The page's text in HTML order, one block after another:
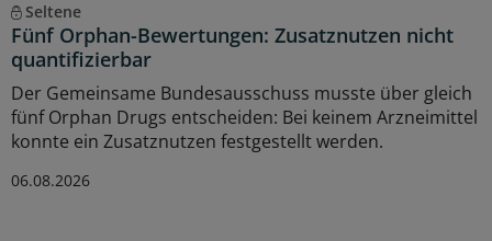
Seltene
Fünf Orphan-Bewertungen: Zusatznutzen nicht
quantifizierbar
Der Gemeinsame Bundesausschuss musste über gleich
fünf Orphan Drugs entscheiden: Bei keinem Arzneimittel
konnte ein Zusatznutzen festgestellt werden.
06.08.2026